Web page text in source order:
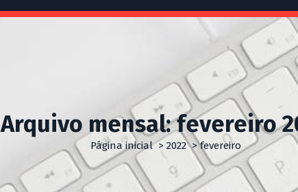
Arquivo mensal: fevereiro
Página inicial> 2022>fevereiro